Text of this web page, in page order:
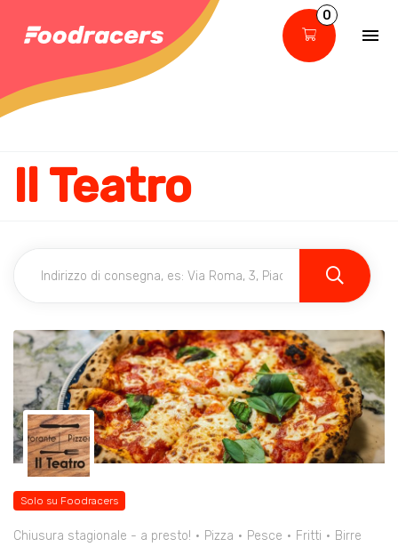
0
Il Teatro
Solo su Foodracers
Chiusura stagionale - a presto! Pizza Pesce Fritti Birre